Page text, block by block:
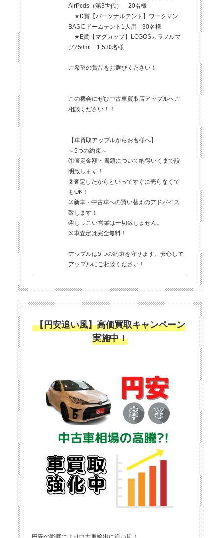
AirPods（第3世代） 20名様
★D賞【パーソナルテント】ワークマン
BASICドームテント1人用 30名様
★E賞【マグカップ】LOGOSカラフルマ
グ250ml 1,530名様
ご希望の賞品をお選びください！
この機会にぜひ中古車買取店アップルへご
相談ください！！
【車買取アップルからお客様へ】
～5つの約束～
①査定金額・書類について納得いくまで説
明致します！
②査定したからといってすぐに売らなくて
もOK！
③新車・中古車への買い替えのアドバイス
致します！
④しつこい営業は一切致しません。
⑤車査定は完全無料！
アップルは5つの約束を守ります。安心して
アップルにご相談ください！
【円安追い風】高価買取キャンペーン
実施中！
円安の影響により中古車輸出に追い風！